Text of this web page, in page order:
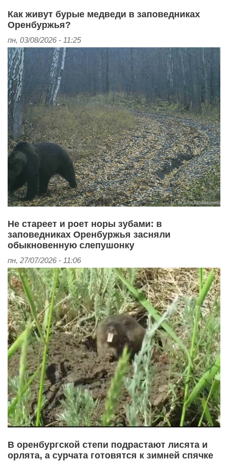
Как живут бурые медведи в заповедниках
Оренбуржья?
пн, 03/08/2026 - 11:25
Не стареет и роет норы зубами: в
заповедниках Оренбуржья засняли
обыкновенную слепушонку
пн, 27/07/2026 - 11:06
В оренбургской степи подрастают лисята и
орлята, а сурчата готовятся к зимней спячке